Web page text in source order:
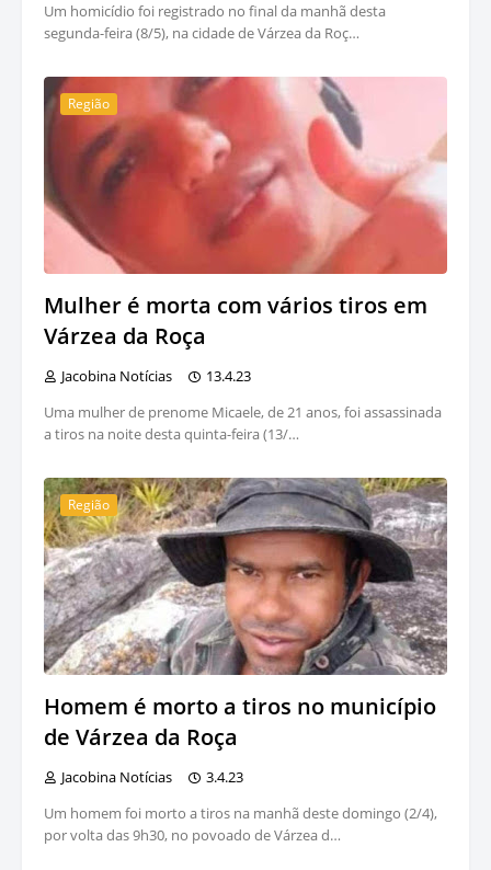
Um homicídio foi registrado no final da manhã desta
segunda-feira (8/5), na cidade de Várzea da Roç…
Região
Mulher é morta com vários tiros em
Várzea da Roça
Jacobina Notícias
13.4.23
Uma mulher de prenome Micaele, de 21 anos, foi assassinada
a tiros na noite desta quinta-feira (13/…
Região
Homem é morto a tiros no município
de Várzea da Roça
Jacobina Notícias
3.4.23
Um homem foi morto a tiros na manhã deste domingo (2/4),
por volta das 9h30, no povoado de Várzea d…